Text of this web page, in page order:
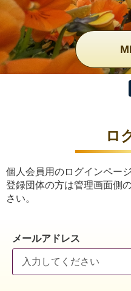
ロ
個人会員用のログインページ
登録団体の方は管理画面側
さい。
メールアドレス